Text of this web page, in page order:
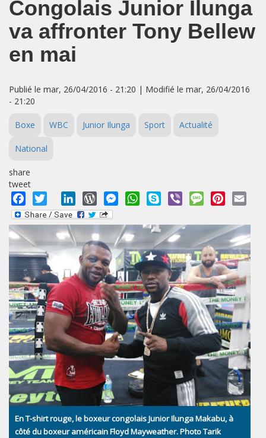
Congolais Junior Ilunga
va affronter Tony Bellew
en mai
Publié le mar, 26/04/2016 - 21:20 | Modifié le mar, 26/04/2016
- 21:20
Boxe WBC Junior Ilunga Sport Actualité
National
share
tweet
Facebook
Twitter LinkedInWordPressMessengerWhatsApp
Skype Viber MessagePinterest
En T-shirt rouge, le boxeur congolais Junior Ilunga Makabu, à
côté du boxeur américain Floyd Mayweather. Photo Tarik